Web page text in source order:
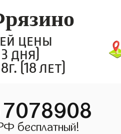
цены
дня)
(18 лет)
бесплатный!